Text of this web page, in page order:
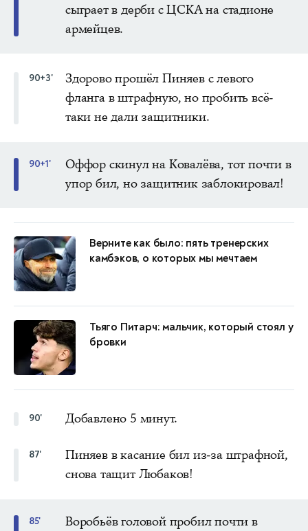
сыграет в дерби с ЦСКА на стадионе
армейцев.
90+3'
Здорово прошёл Пиняев с левого
фланга в штрафную, но пробить всё-
таки не дали защитники.
90+1'
Оффор скинул на Ковалёва, тот почти в
упор бил, но защитник заблокировал!
Верните как было: пять тренерских
камбэков, о которых мы мечтаем
Тьяго Питарч: мальчик, который стоял у
бровки
90' Добавлено 5 минут.
87'
Пиняев в касание бил из-за штрафной,
снова тащит Любаков!
85'
Воробьёв головой пробил почти в